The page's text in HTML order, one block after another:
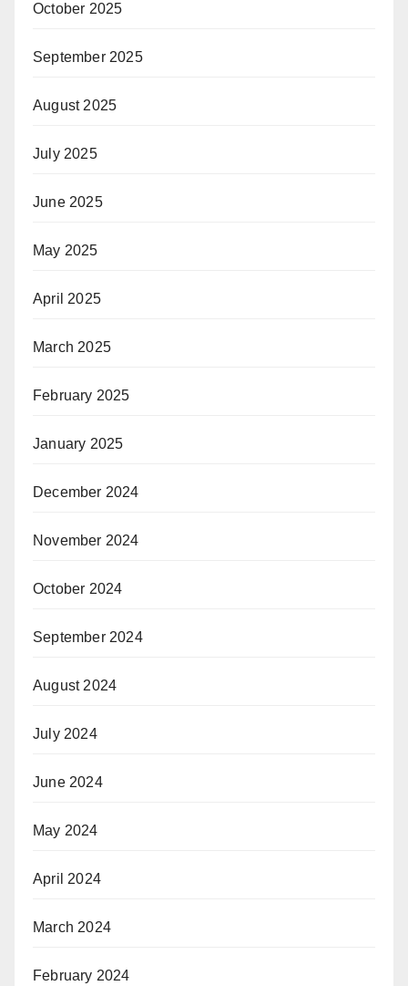
October 2025
September 2025
August 2025
July 2025
June 2025
May 2025
April 2025
March 2025
February 2025
January 2025
December 2024
November 2024
October 2024
September 2024
August 2024
July 2024
June 2024
May 2024
April 2024
March 2024
February 2024